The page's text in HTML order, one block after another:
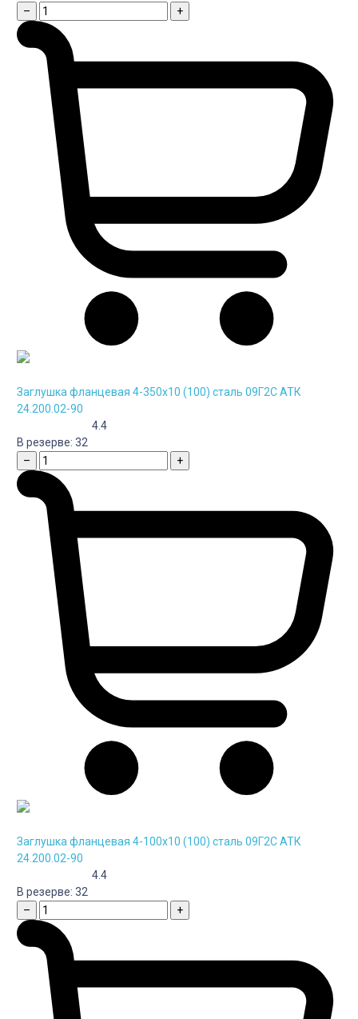
–
+
Заглушка фланцевая 4-350х10 (100) сталь 09Г2С АТК
24.200.02-90
4.4
В резерве: 32
–
+
Заглушка фланцевая 4-100х10 (100) сталь 09Г2С АТК
24.200.02-90
4.4
В резерве: 32
–
+